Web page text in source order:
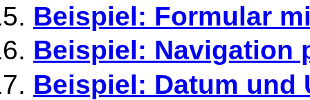
Beispiel: Formular
Beispiel: Navigation
Beispiel: Datum und